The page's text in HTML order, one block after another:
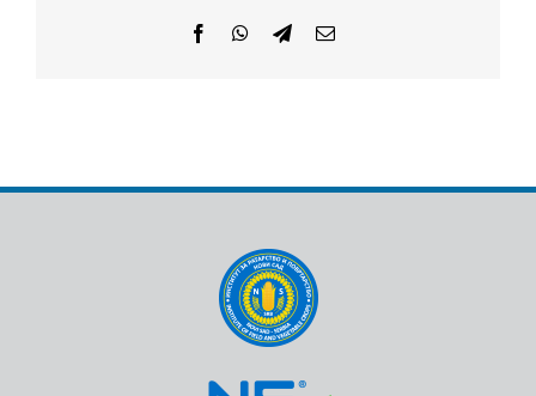
FacebookWhatsApp
TelegramEmail